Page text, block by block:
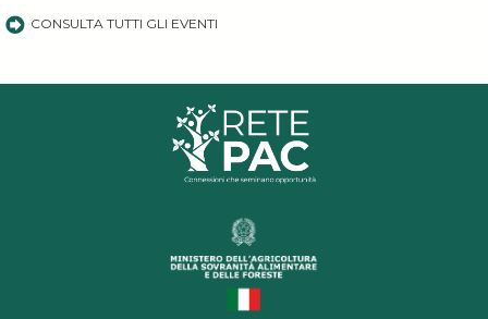
CONSULTA TUTTI GLI EVENTI